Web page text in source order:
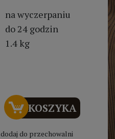
na wyczerpaniu
do 24 godzin
1.4 kg
DO KOSZYKA
dodaj do przechowalni